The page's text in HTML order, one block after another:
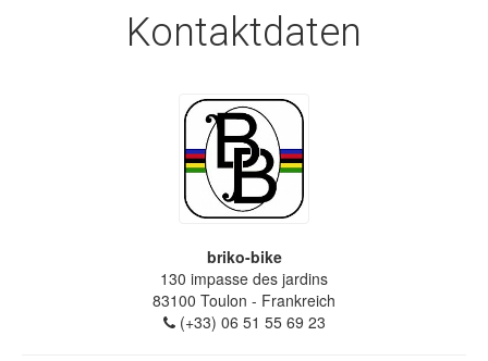
Kontaktdaten
briko-bike
130 impasse des jardins
83100 Toulon - Frankreich
(+33) 06 51 55 69 23